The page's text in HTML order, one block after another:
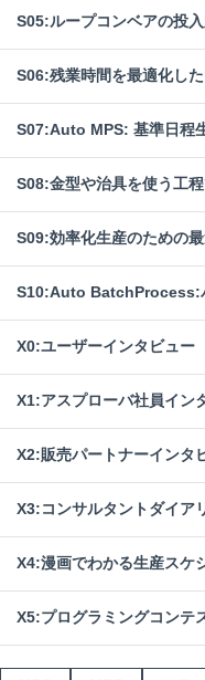
S05:ループコンベアの投
S06:残業時間を最適化し
S07:Auto MPS: 基準日程
S08:金型や治具を使う工
S09:効率化生産のための
S10:Auto BatchProcess:
X0:ユーザーインタビュー
X1:アスプローバ社員イン
X2:販売パートナーインタ
X3:コンサルタントダイア
X4:漫画でわかる生産スケ
X5:プログラミングコンテ